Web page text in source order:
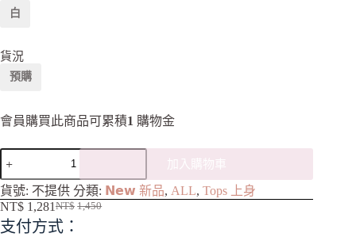
白
貨況
預購
會員購買此商品可累積1 購物金
加入購物車
A
l
e
貨號: 不提供 分類: 𝗡𝗲𝘄 新品, ALL, Tops 上身
NT$ 1,450
NT$ 1,281
支付方式：